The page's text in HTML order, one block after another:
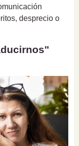
desprecio o